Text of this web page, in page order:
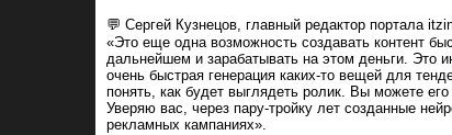
💬 Сергей Кузнецов, главный редактор портала
«Это еще одна возможность создавать контент
дальнейшем и зарабатывать на этом деньги. Это
очень быстрая генерация каких-то вещей для
понять, как будет выглядеть ролик. Вы можете
Уверяю вас, через пару-тройку лет созданные
рекламных кампаниях».